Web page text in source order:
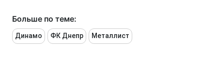
Больше по теме:
Динамо ФК Днепр Металлист